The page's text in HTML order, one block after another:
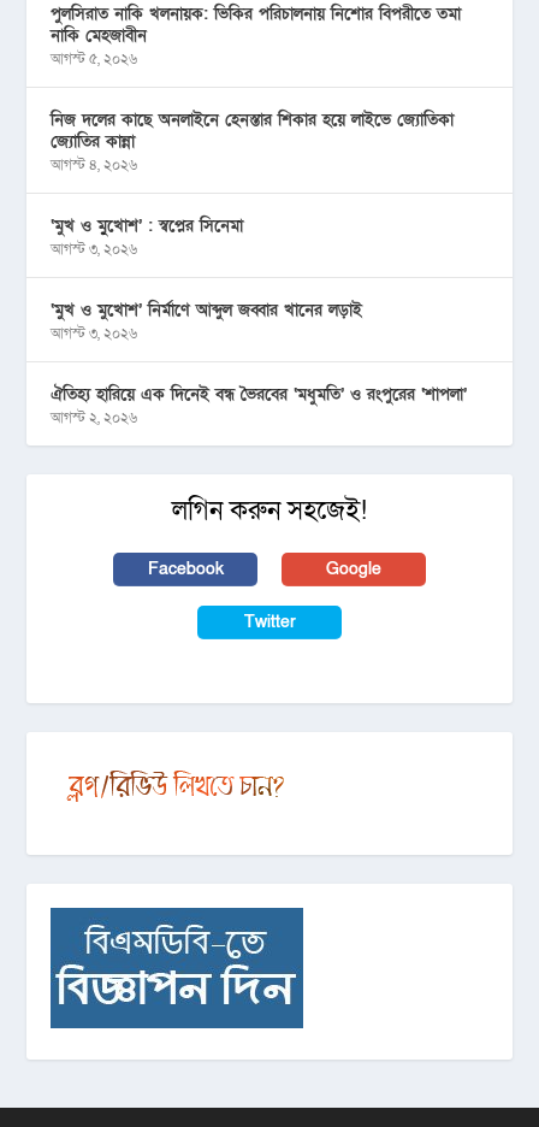
পুলসিরাত নাকি খলনায়ক: ভিকির পরিচালনায় নিশোর বিপরীতে তমা
নাকি মেহজাবীন
আগস্ট ৫, ২০২৬
নিজ দলের কাছে অনলাইনে হেনস্তার শিকার হয়ে লাইভে জ্যোতিকা
জ্যোতির কান্না
আগস্ট ৪, ২০২৬
‘মুখ ও মু্খোশ’ : স্বপ্নের সিনেমা
আগস্ট ৩, ২০২৬
‘মুখ ও মুখোশ’ নির্মাণে আব্দুল জব্বার খানের লড়াই
আগস্ট ৩, ২০২৬
ঐতিহ্য হারিয়ে এক দিনেই বন্ধ ভৈরবের ‘মধুমতি’ ও রংপুরের ‘শাপলা’
আগস্ট ২, ২০২৬
লগিন করুন সহজেই!
Facebook Google
Twitter